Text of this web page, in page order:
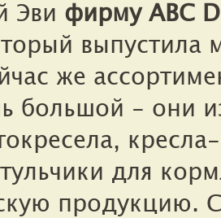
Эви фирму ABC
выпустила
же
большой - они
для
продукцию.